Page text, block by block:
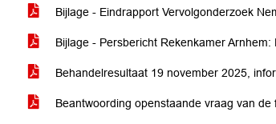
Bijlage - Eindrapport Vervolgonderzoek
Bijlage - Persbericht Rekenkamer
Behandelresultaat 19 november 2025,
Beantwoording openstaande vraag van